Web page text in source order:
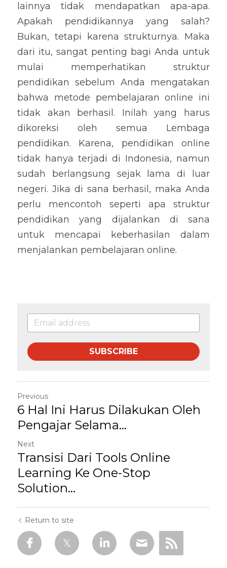
lainnya tidak mendapatkan apa-apa.
Apakah pendidikannya yang salah?
Bukan, tetapi karena strukturnya. Maka
dari itu, sangat penting bagi Anda untuk
mulai memperhatikan struktur
pendidikan sebelum Anda mengatakan
bahwa metode pembelajaran online ini
tidak akan berhasil. Inilah yang harus
dikoreksi oleh semua Lembaga
pendidikan. Karena, pendidikan online
tidak hanya terjadi di Indonesia, namun
sudah berlangsung sejak lama di luar
negeri. Jika di sana berhasil, maka Anda
perlu mencontoh seperti apa struktur
pendidikan yang dijalankan di sana
untuk mencapai keberhasilan dalam
menjalankan pembelajaran online.
SUBSCRIBE
Previous
6 Hal Ini Harus Dilakukan Oleh
Pengajar Selama...
Next
Transisi Dari Tools Online
Learning Ke One-Stop
Solution...
Return to site